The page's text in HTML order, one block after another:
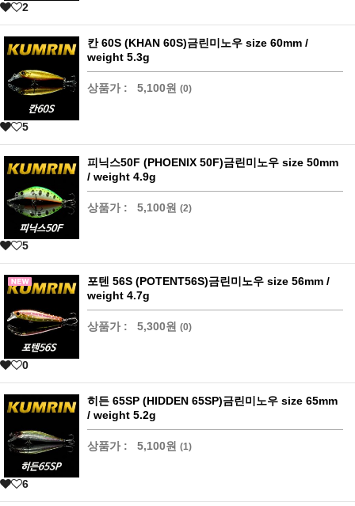
2
칸 60S (KHAN 60S)금린미노우 size 60mm /
weight 5.3g
상품가 : 5,100원 (0)
5
피닉스50F (PHOENIX 50F)금린미노우 size 50mm
/ weight 4.9g
상품가 : 5,100원 (2)
5
포텐 56S (POTENT56S)금린미노우 size 56mm /
weight 4.7g
상품가 : 5,300원 (0)
0
히든 65SP (HIDDEN 65SP)금린미노우 size 65mm
/ weight 5.2g
상품가 : 5,100원 (1)
6